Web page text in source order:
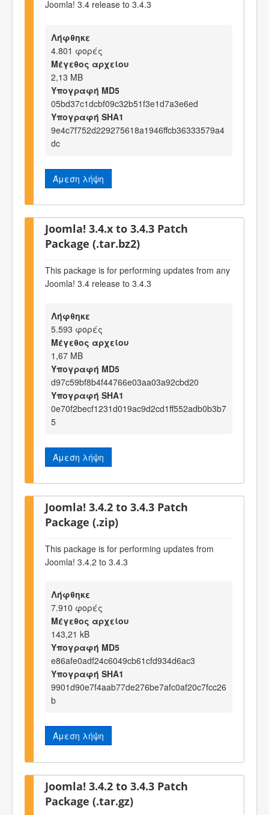
Joomla! 3.4 release to 3.4.3
Λήφθηκε
4.801 φορές
Μέγεθος αρχείου
2,13 MB
Υπογραφή MD5
05bd37c1dcbf09c32b51f3e1d7a3e6ed
Υπογραφή SHA1
9e4c7f752d229275618a1946ffcb36333579a4
dc
Άμεση λήψη
Joomla! 3.4.x to 3.4.3 Patch
Package (.tar.bz2)
This package is for performing updates from any
Joomla! 3.4 release to 3.4.3
Λήφθηκε
5.593 φορές
Μέγεθος αρχείου
1,67 MB
Υπογραφή MD5
d97c59bf8b4f44766e03aa03a92cbd20
Υπογραφή SHA1
0e70f2becf1231d019ac9d2cd1ff552adb0b3b7
5
Άμεση λήψη
Joomla! 3.4.2 to 3.4.3 Patch
Package (.zip)
This package is for performing updates from
Joomla! 3.4.2 to 3.4.3
Λήφθηκε
7.910 φορές
Μέγεθος αρχείου
143,21 kB
Υπογραφή MD5
e86afe0adf24c6049cb61cfd934d6ac3
Υπογραφή SHA1
9901d90e7f4aab77de276be7afc0af20c7fcc26
b
Άμεση λήψη
Joomla! 3.4.2 to 3.4.3 Patch
Package (.tar.gz)